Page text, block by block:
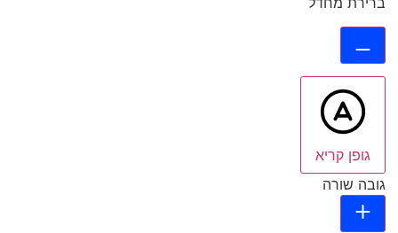
גופן קריא
גובה שורה